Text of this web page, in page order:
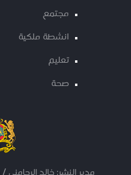
مجتمع
انشطة ملكية
تعليم
صحة